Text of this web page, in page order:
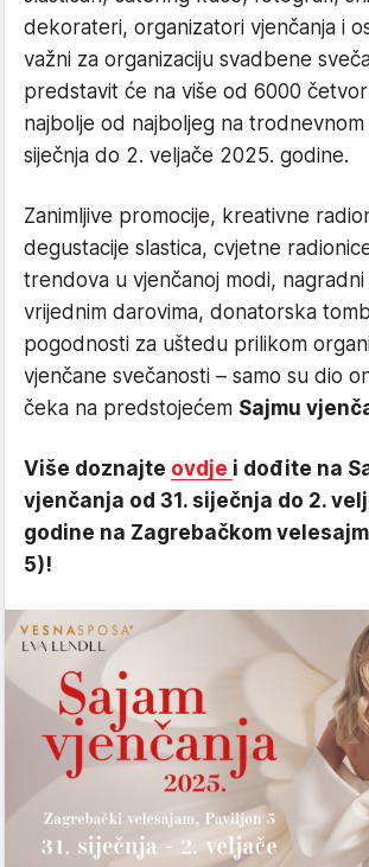
dekorateri, organizatori vjenčanja i
važni za organizaciju svadbene
predstavit će na više od 6000
najbolje od najboljeg na trodnevnom
siječnja do 2. veljače 2025. godine.
Zanimljive promocije, kreativne
degustacije slastica, cvjetne
trendova u vjenčanoj modi, nagradni
vrijednim darovima, donatorska
pogodnosti za uštedu prilikom
vjenčane svečanosti – samo su dio
čeka na predstojećem Sajmu
Više doznajte ovdje i dođite na
vjenčanja od 31. siječnja do 2.
godine na Zagrebačkom
5)!